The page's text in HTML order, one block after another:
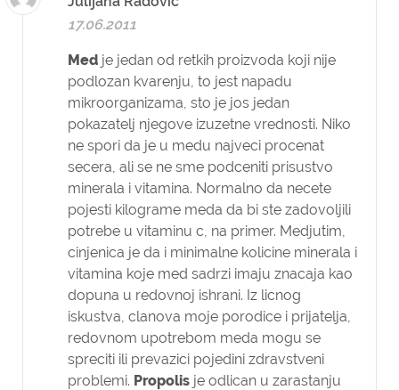
17.06.2011
Med je jedan od retkih proizvoda koji nije
podlozan kvarenju, to jest napadu
mikroorganizama, sto je jos jedan
pokazatelj njegove izuzetne vrednosti. Niko
ne spori da je u medu najveci procenat
secera, ali se ne sme podceniti prisustvo
minerala i vitamina. Normalno da necete
pojesti kilograme meda da bi ste zadovoljili
potrebe u vitaminu c, na primer. Medjutim,
cinjenica je da i minimalne kolicine minerala i
vitamina koje med sadrzi imaju znacaja kao
dopuna u redovnoj ishrani. Iz licnog
iskustva, clanova moje porodice i prijatelja,
redovnom upotrebom meda mogu se
spreciti ili prevazici pojedini zdravstveni
problemi. Propolis je odlican u zarastanju